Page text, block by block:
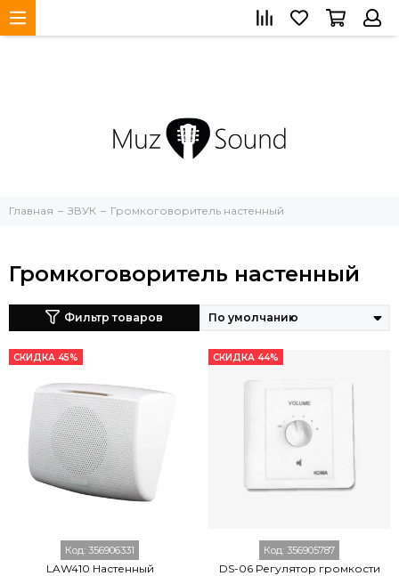
Главная ЗВУК Громкоговоритель настенный
Громкоговоритель настенный
Фильтр товаров
СКИДКА 45%
Код: 356906331
LAW410 Настенный
СКИДКА 44%
Код: 356905787
DS-06 Регулятор громкости